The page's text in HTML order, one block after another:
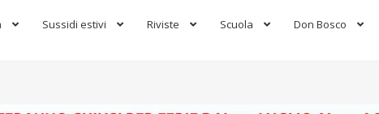
Sussidi estivi Riviste Scuola Don Bosco